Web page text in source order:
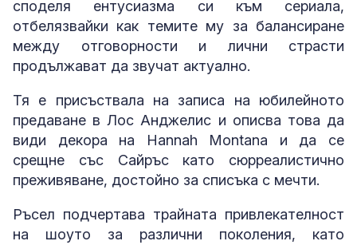
споделя ентусиазма си към сериала,
отбелязвайки как темите му за балансиране
между отговорности и лични страсти
продължават да звучат актуално.
Тя е присъствала на записа на юбилейното
предаване в Лос Анджелис и описва това да
види декора на Hannah Montana и да се
срещне със Сайръс като сюрреалистично
преживяване, достойно за списъка с мечти.
Ръсел подчертава трайната привлекателност
на шоуто за различни поколения, като